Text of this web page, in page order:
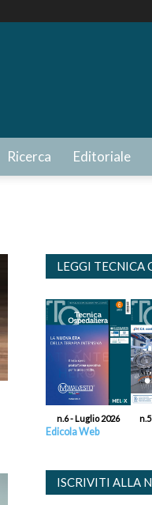
Ricerca Editoriale
LEGGI TECNICA
n.6 - Luglio 2026
Edicola Web
ISCRIVITI ALLA